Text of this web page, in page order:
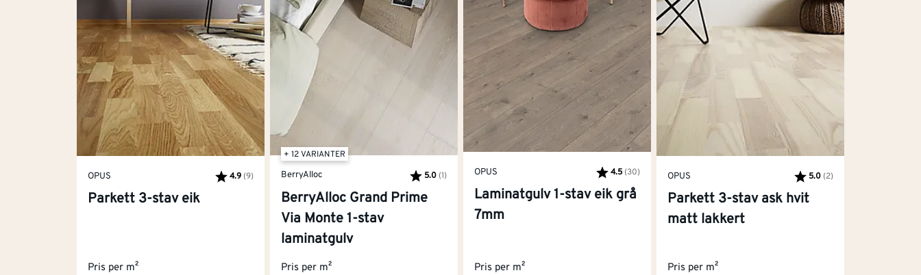
OPUS Karakter:
4.9 (9)
av 5 mulige
Parkett 3-stav eik
Pris per m²
+ 12 VARIANTER
BerryAlloc
Karakter:
5.0 (1)
av 5 mulige
BerryAlloc Grand Prime
Via Monte 1-stav
laminatgulv
Pris per m²
OPUS Karakter:
4.5 (30)
av 5 mulige
Laminatgulv 1-stav eik grå
7mm
Pris per m²
OPUS Karakter:
5.0 (2)
av 5 mulige
Parkett 3-stav ask hvit
matt lakkert
Pris per m²